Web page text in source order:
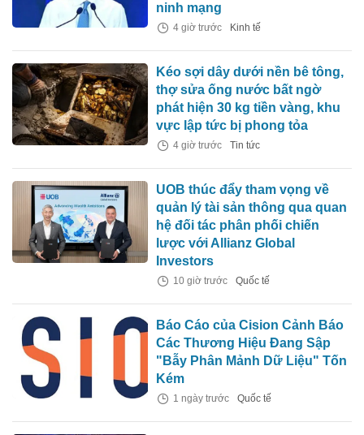
ninh mạng
4 giờ trước Kinh tế
Kéo sợi dây dưới nền bê tông,
thợ sửa ống nước bất ngờ
phát hiện 30 kg tiền vàng, khu
vực lập tức bị phong tỏa
4 giờ trước Tin tức
UOB thúc đẩy tham vọng về
quản lý tài sản thông qua quan
hệ đối tác phân phối chiến
lược với Allianz Global
Investors
10 giờ trước Quốc tế
Báo Cáo của Cision Cảnh Báo
Các Thương Hiệu Đang Sập
"Bẫy Phân Mảnh Dữ Liệu" Tốn
Kém
1 ngày trước Quốc tế